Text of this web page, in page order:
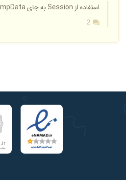
استفاده از Session به جای TempData در Captcha
2